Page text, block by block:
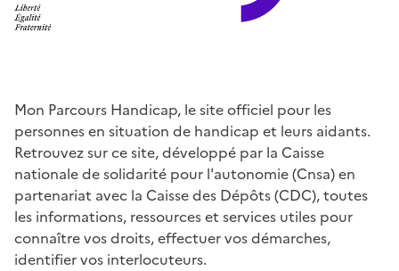
Mon Parcours Handicap, le site officiel pour les
personnes en situation de handicap et leurs aidants.
Retrouvez sur ce site, développé par la Caisse
nationale de solidarité pour l'autonomie (Cnsa) en
partenariat avec la Caisse des Dépôts (CDC), toutes
les informations, ressources et services utiles pour
connaître vos droits, effectuer vos démarches,
identifier vos interlocuteurs.